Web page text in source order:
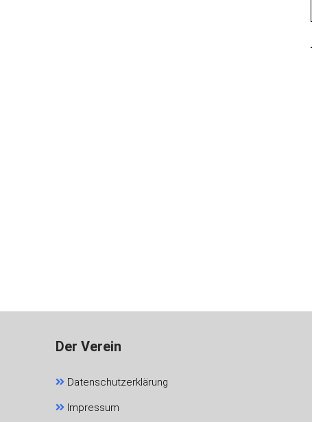
Der Verein
Datenschutzerklärung
Impressum